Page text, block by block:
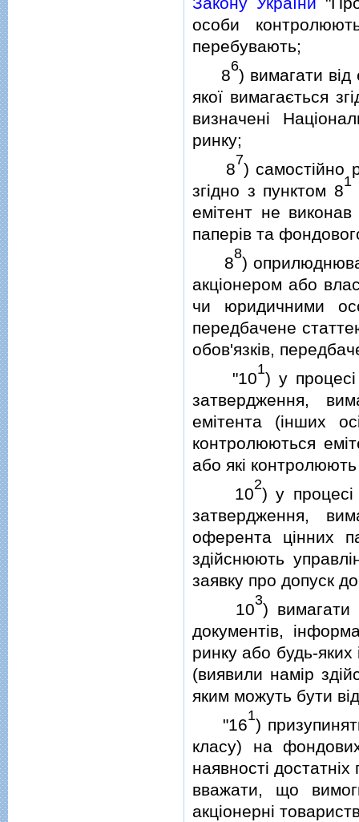
особи
перебувають;
86) вимагати вiд
якої вимагається
визначенi
ринку;
87) самостiйно
згiдно з пунктом 81
емiтент не виконав
паперiв та
88)
акцiонером або
чи юридичними
передбачене
обов'язкiв,
"101) у процесi
затвердження,
емiтента (iнших
контролюються
або якi
102) у процесi
затвердження,
оферента цiнних
здiйснюють
заявку про допуск
103)
документiв,
ринку або будь-
(виявили намiр
яким можуть бути
"161)
класу) на
наявностi
вважати, що
акцiонернi